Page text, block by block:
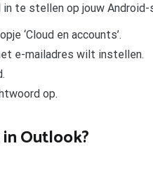
te stellen op jouw Android-
‘Cloud en accounts’.
e-mailadres wilt instellen.
op.
Outlook?